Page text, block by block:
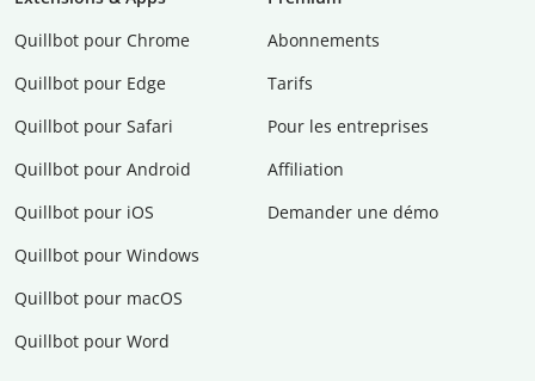
Quillbot pour Chrome
Quillbot pour Edge
Quillbot pour Safari
Quillbot pour Android
Quillbot pour iOS
Quillbot pour Windows
Quillbot pour macOS
Quillbot pour Word
Abonnements
Tarifs
Pour les entreprises
Affiliation
Demander une démo